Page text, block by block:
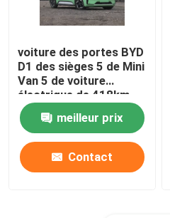
voiture des portes BYD
D1 des sièges 5 de Mini
Van 5 de voiture
électrique de 418km
MPV pour des affaires
meilleur prix
Contact